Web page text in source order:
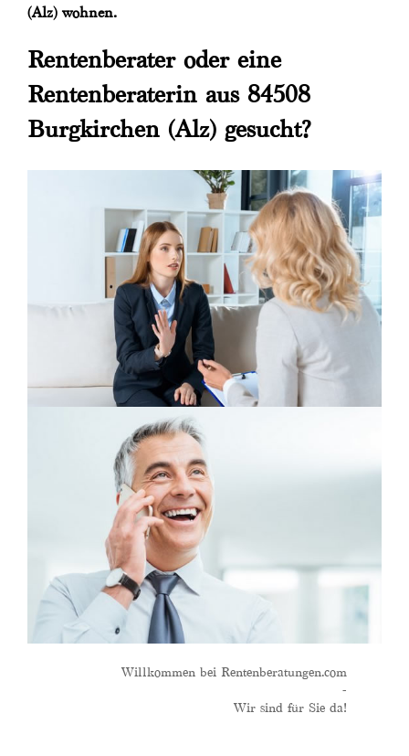
(Alz) wohnen.
Rentenberater oder eine
Rentenberaterin aus 84508
Burgkirchen (Alz) gesucht?
Willkommen bei Rentenberatungen.com
-
Wir sind für Sie da!